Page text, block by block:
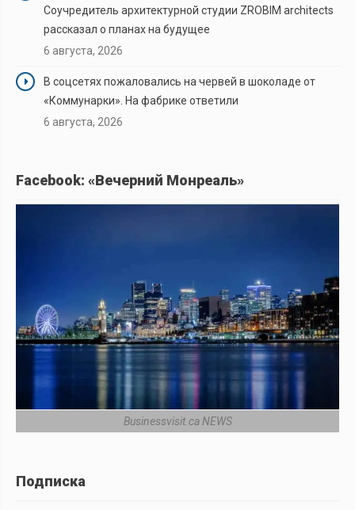
Соучредитель архитектурной студии ZROBIM architects
рассказал о планах на будущее
6 августа, 2026
В соцсетях пожаловались на червей в шоколаде от
«Коммунарки». На фабрике ответили
6 августа, 2026
Facebook: «Вечерний Монреаль»
Businessvisit.ca NEWS
Подписка